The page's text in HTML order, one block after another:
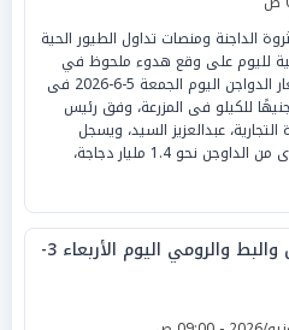
الداجنة ومنصات تداول الطيور الحية
لليوم على وقع هدوء ملحوظ في
مستويات الطلب؛ حيث شهدت أسعار الدواجن اليوم الجمعة 5-6-2026 فى
مصر استقرارا لتتراوح بين 65 و66 جنيهًا للكيلو فى المزرعة، وفق رئيس
عبدالعزيز السيد، ويسجل
متوسط حجم الإنتاج المحلى السنوى من الداوجن نحو 1.4 مليار دجاجة،
أسعار الدواجن والبط والرومي اليوم الأربعاء 3-